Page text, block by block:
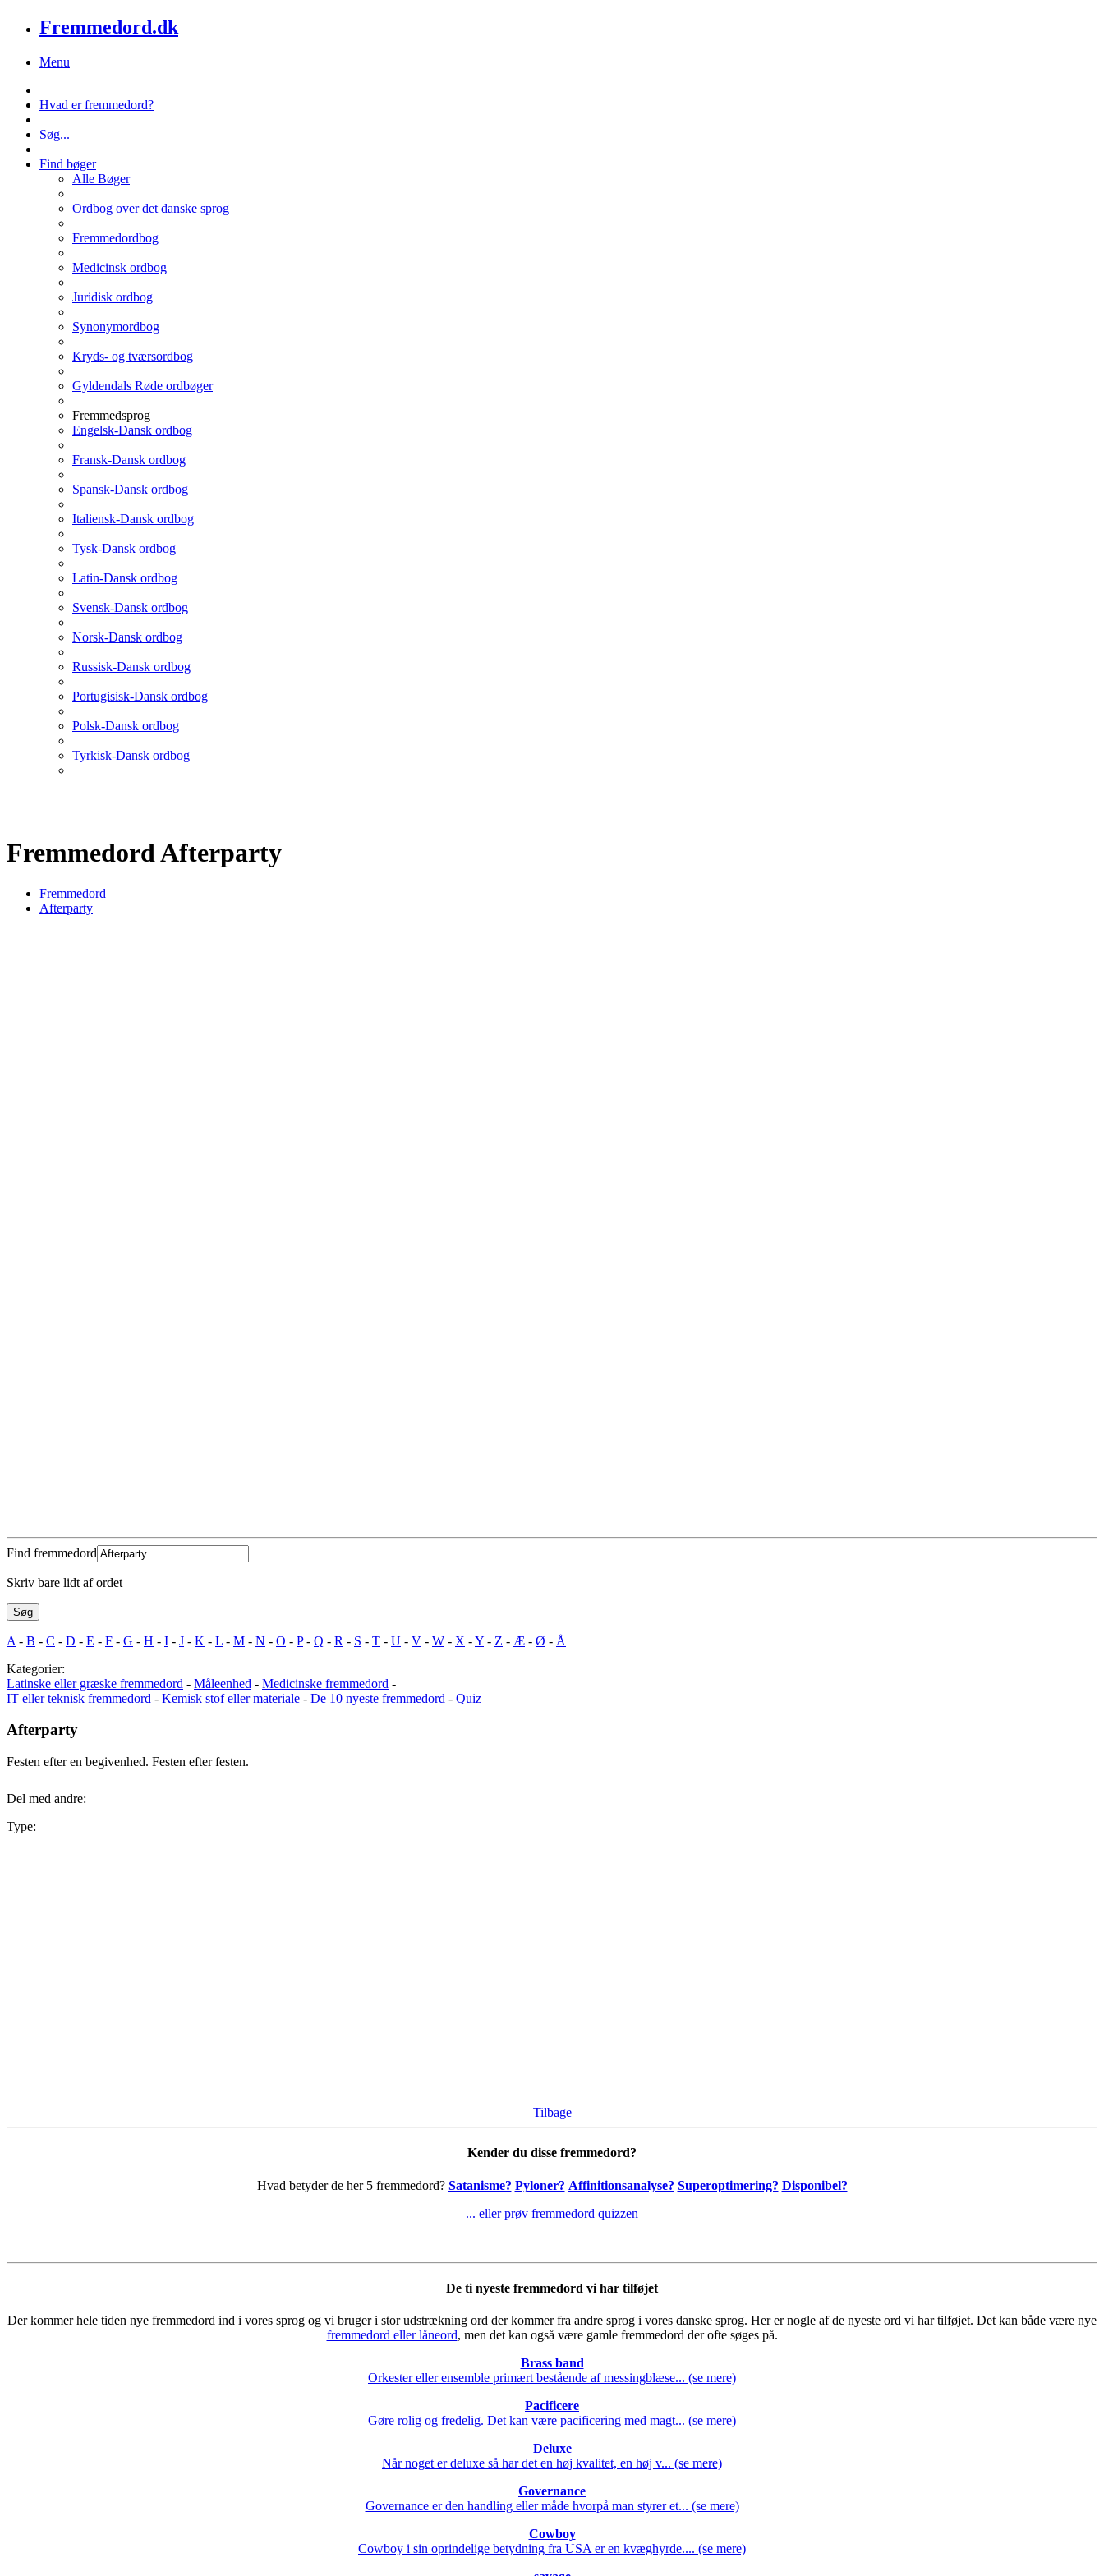
Fremmedord.dk
Menu
Hvad er fremmedord?
Søg...
Find bøger
Alle Bøger
Ordbog over det danske sprog
Fremmedordbog
Medicinsk ordbog
Juridisk ordbog
Synonymordbog
Kryds- og tværsordbog
Gyldendals Røde ordbøger
Fremmedsprog
Engelsk-Dansk ordbog
Fransk-Dansk ordbog
Spansk-Dansk ordbog
Italiensk-Dansk ordbog
Tysk-Dansk ordbog
Latin-Dansk ordbog
Svensk-Dansk ordbog
Norsk-Dansk ordbog
Russisk-Dansk ordbog
Portugisisk-Dansk ordbog
Polsk-Dansk ordbog
Tyrkisk-Dansk ordbog
Fremmedord Afterparty
Fremmedord
Afterparty
Find fremmedord
Skriv bare lidt af ordet
A - B - C - D - E - F - G - H - I - J - K - L - M - N - O - P- Q - R - S - T - U - V - W - X -Y - Z - Æ - Ø - Å
Kategorier:
Latinske eller græske fremmedord - Måleenhed - Medicinske fremmedord -
IT eller teknisk fremmedord - Kemisk stof eller materiale - De 10 nyeste fremmedord - Quiz
Afterparty
Festen efter en begivenhed. Festen efter festen.
Del med andre:
Type:
Tilbage
Kender du disse fremmedord?
Hvad betyder de her 5 fremmedord? Satanisme? Pyloner? Affinitionsanalyse? Superoptimering? Disponibel?
... eller prøv fremmedord quizzen
De ti nyeste fremmedord vi har tilføjet
Der kommer hele tiden nye fremmedord ind i vores sprog og vi bruger i stor udstrækning ord der kommer fra andre sprog i vores danske sprog. Her er nogle af de nyeste ord vi har tilføjet. Det kan både være nye
fremmedord eller låneord, men det kan også være gamle fremmedord der ofte søges på.
Brass band
Orkester eller ensemble primært bestående af messingblæse... (se mere)
Pacificere
Gøre rolig og fredelig. Det kan være pacificering med magt... (se mere)
Deluxe
Når noget er deluxe så har det en høj kvalitet, en høj v... (se mere)
Governance
Governance er den handling eller måde hvorpå man styrer et... (se mere)
Cowboy
Cowboy i sin oprindelige betydning fra USA er en kvæghyrde.... (se mere)